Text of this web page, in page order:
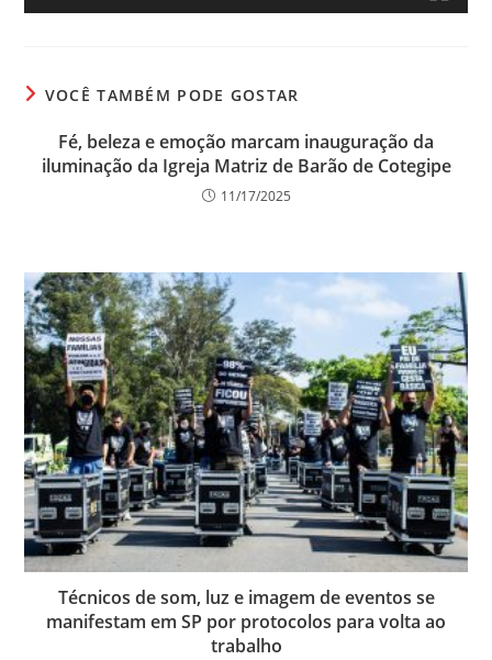
VOCÊ TAMBÉM PODE GOSTAR
Fé, beleza e emoção marcam inauguração da
iluminação da Igreja Matriz de Barão de Cotegipe
11/17/2025
Técnicos de som, luz e imagem de eventos se
manifestam em SP por protocolos para volta ao
trabalho